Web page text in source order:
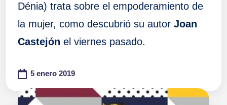
Dénia) trata sobre el empoderamiento de
la mujer, como descubrió su autor Joan
Castejón el viernes pasado.
5 enero 2019